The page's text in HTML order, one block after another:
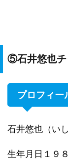
⑤石井悠也チ
プロフィー
石井悠也（い
生年月日１９